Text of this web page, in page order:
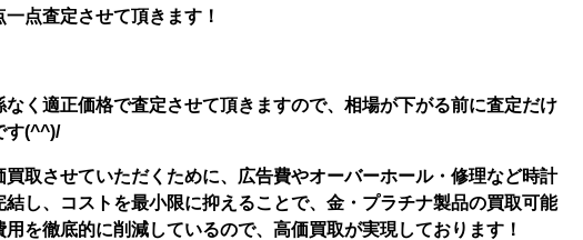
点査定させて頂きます！
く適正価格で査定させて頂きますので、 相場が下がる前に査定だけ
す(^^)/
取させていただくために、広告費やオーバーホール・修理など時計
し、コストを最小限に抑えることで、金・プラチナ製品の買取可能
を徹底的に削減しているので、高価買取が実現しております！